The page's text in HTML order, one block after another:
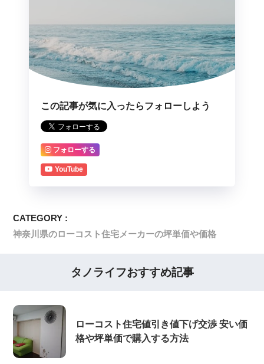
この記事が気に入ったらフォローしよう
フォローする
YouTube
CATEGORY :
神奈川県のローコスト住宅メーカーの坪単価や価格
タノライフおすすめ記事
ローコスト住宅値引き値下げ交渉 安い価
格や坪単価で購入する方法